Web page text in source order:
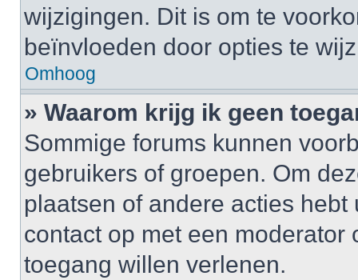
wijzigingen. Dit is om te
beïnvloeden door opties te
Omhoog
» Waarom krijg ik geen
Sommige forums kunnen
gebruikers of groepen. Om
plaatsen of andere acties
contact op met een
toegang willen verlenen.